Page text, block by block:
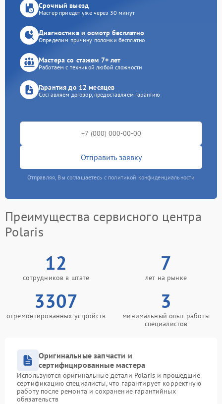
Срочный выезд
Мастер приедет уже через 30 минут
Диагностика и осмотр бесплатно
Определим причину поломки бесплатно
Мастера со стажем 7+ лет
Работаем с техникой любой сложности
Гарантия до 12 месяцев
Составляем договор, предоставляем гарантию
Отправить заявку
Отправляя, Вы соглашаетесь с политикой конфиденциальности
Преимущества сервисного центра
Polaris
12
сотрудников в штате
7
лет на рынке
3307
отремонтированных устройств
3
минимальный опыт работы
специалистов
Оригинальные запчасти и
сертифицированные мастера
Используются оригинальные детали Polaris и прошедшие
сертификацию специалисты, что гарантирует корректную
работу после ремонта и сохранение гарантийных
обязательств